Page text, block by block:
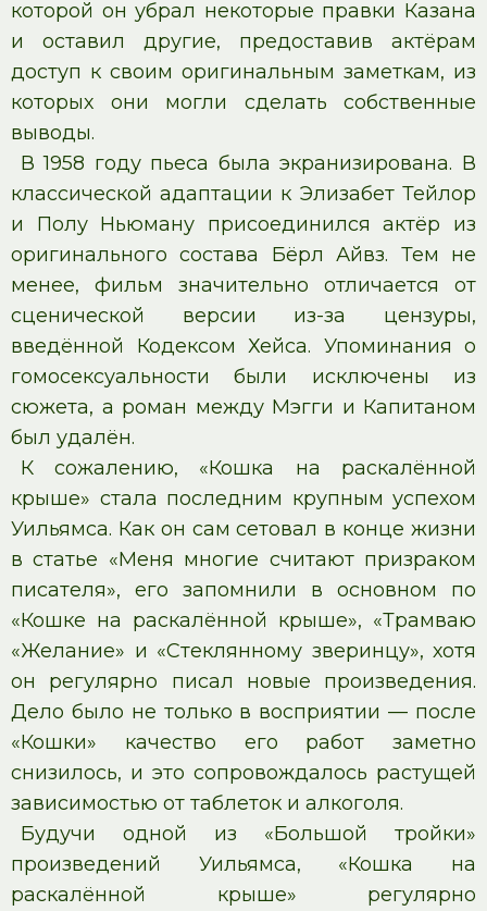
которой он убрал некоторые правки Казана
и оставил другие, предоставив актёрам
доступ к своим оригинальным заметкам, из
которых они могли сделать собственные
выводы.
В 1958 году пьеса была экранизирована. В
классической адаптации к Элизабет Тейлор
и Полу Ньюману присоединился актёр из
оригинального состава Бёрл Айвз. Тем не
менее, фильм значительно отличается от
сценической версии из-за цензуры,
введённой Кодексом Хейса. Упоминания о
гомосексуальности были исключены из
сюжета, а роман между Мэгги и Капитаном
был удалён.
К сожалению, «Кошка на раскалённой
крыше» стала последним крупным успехом
Уильямса. Как он сам сетовал в конце жизни
в статье «Меня многие считают призраком
писателя», его запомнили в основном по
«Кошке на раскалённой крыше», «Трамваю
«Желание» и «Стеклянному зверинцу», хотя
он регулярно писал новые произведения.
Дело было не только в восприятии — после
«Кошки» качество его работ заметно
снизилось, и это сопровождалось растущей
зависимостью от таблеток и алкоголя.
Будучи одной из «Большой тройки»
произведений Уильямса, «Кошка на
раскалённой крыше» регулярно